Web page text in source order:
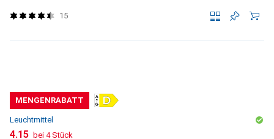
15
MENGENRABATT
Leuchtmittel
CHF
4.15 bei 4 Stück